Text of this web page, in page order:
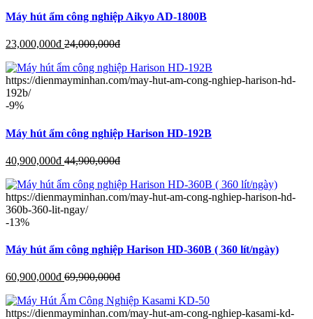
Máy hút ẩm công nghiệp Aikyo AD-1800B
23,000,000đ 24,000,000đ
https://dienmayminhan.com/may-hut-am-cong-nghiep-harison-hd-
192b/
-9%
Máy hút ẩm công nghiệp Harison HD-192B
40,900,000đ 44,900,000đ
https://dienmayminhan.com/may-hut-am-cong-nghiep-harison-hd-
360b-360-lit-ngay/
-13%
Máy hút ẩm công nghiệp Harison HD-360B ( 360 lít/ngày)
60,900,000đ 69,900,000đ
https://dienmayminhan.com/may-hut-am-cong-nghiep-kasami-kd-